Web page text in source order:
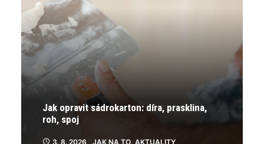
Jak opravit sádrokarton: díra, prasklina,
roh, spoj
3. 8. 2026 JAK NA TO, AKTUALITY